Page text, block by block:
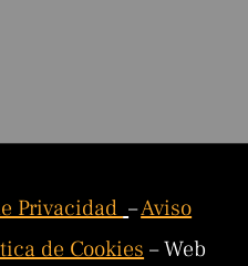
Privacidad–Aviso
de Cookies– Web